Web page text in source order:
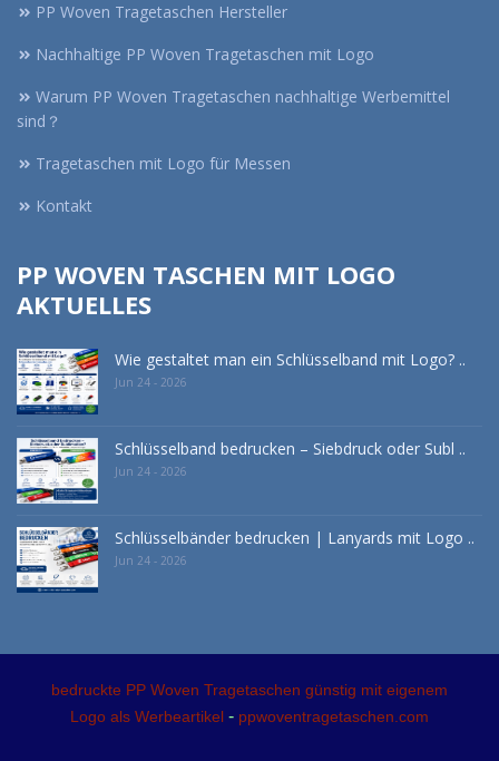
PP Woven Tragetaschen Hersteller
Nachhaltige PP Woven Tragetaschen mit Logo
Warum PP Woven Tragetaschen nachhaltige Werbemittel
sind？
Tragetaschen mit Logo für Messen
Kontakt
PP WOVEN TASCHEN MIT LOGO
AKTUELLES
Wie gestaltet man ein Schlüsselband mit Logo? ..
Jun 24 - 2026
Schlüsselband bedrucken – Siebdruck oder Subl ..
Jun 24 - 2026
Schlüsselbänder bedrucken | Lanyards mit Logo ..
Jun 24 - 2026
bedruckte PP Woven Tragetaschen günstig mit eigenem
Logo als Werbeartikel - ppwoventragetaschen.com